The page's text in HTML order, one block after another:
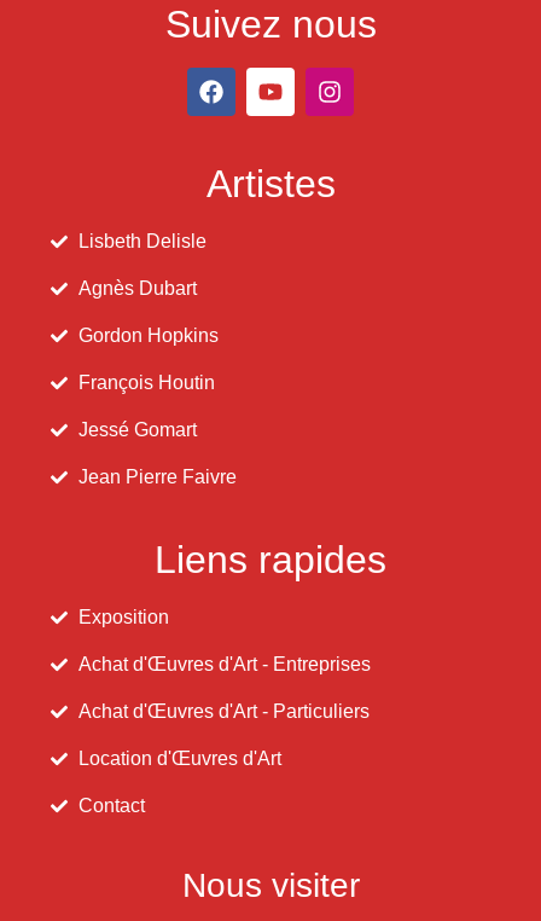
Suivez nous
Artistes
Lisbeth Delisle
Agnès Dubart
Gordon Hopkins
François Houtin
Jessé Gomart
Jean Pierre Faivre
Liens rapides
Exposition
Achat d'Œuvres d'Art - Entreprises
Achat d'Œuvres d'Art - Particuliers
Location d'Œuvres d'Art
Contact
Nous visiter